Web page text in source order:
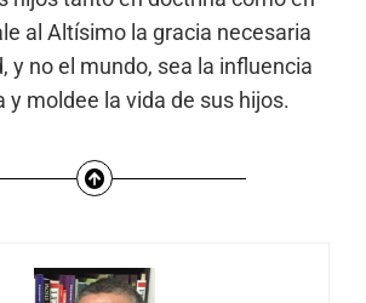
al Altísimo la gracia necesaria
y no el mundo, sea la influencia
y moldee la vida de sus hijos.